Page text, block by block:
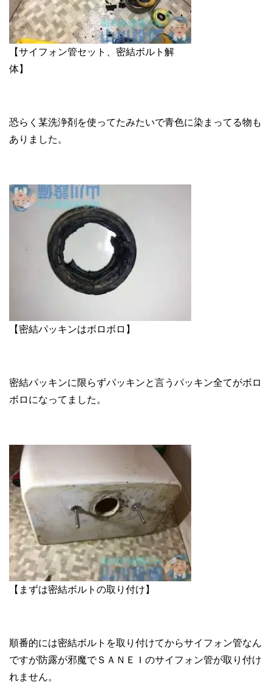
【サイフォン管セット、密結ボルト解
体】
恐らく某洗浄剤を使ってたみたいで青色に染まってる物も
ありました。
【密結パッキンはボロボロ】
密結パッキンに限らずパッキンと言うパッキン全てがボロ
ボロになってました。
【まずは密結ボルトの取り付け】
順番的には密結ボルトを取り付けてからサイフォン管なん
ですが防露が邪魔でＳＡＮＥＩのサイフォン管が取り付け
れません。